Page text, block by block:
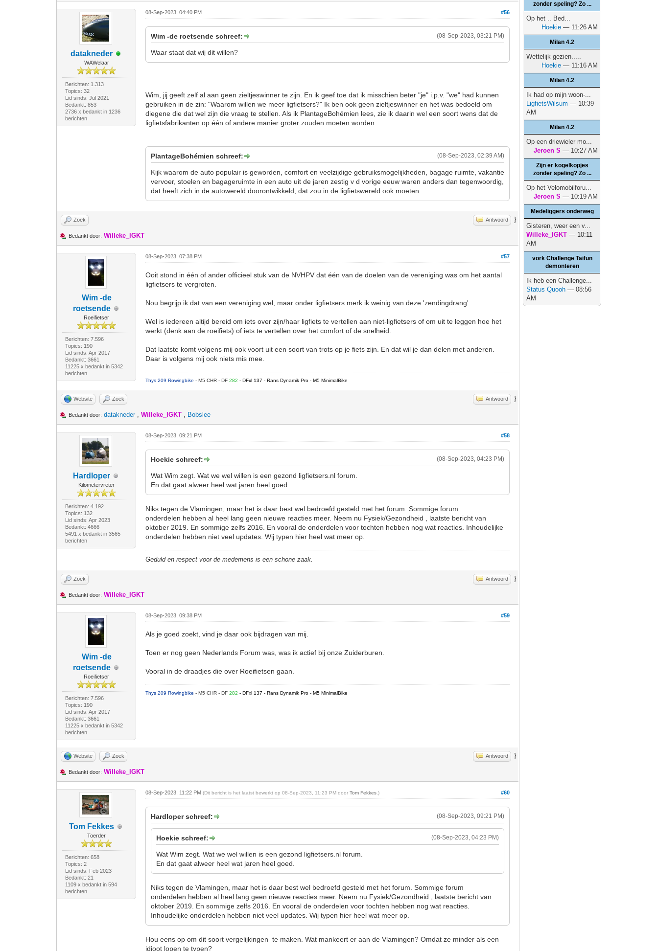
datakneder
WAWelaar
Berichten: 1.313
Topics: 32
Lid sinds: Jul 2021
Bedankt: 853
2736 x bedankt in 1236
berichten
#56
08-Sep-2023, 04:40 PM
(08-Sep-2023, 03:21 PM)
Wim -de roetsende schreef:
Waar staat dat wij dit willen?
Wim, jij geeft zelf al aan geen zieltjeswinner te zijn. En ik geef toe dat ik misschien beter "je" i.p.v. "we" had kunnen
gebruiken in de zin: "Waarom willen we meer ligfietsers?" Ik ben ook geen zieltjeswinner en het was bedoeld om
diegene die dat wel zijn die vraag te stellen. Als ik PlantageBohémien lees, zie ik daarin wel een soort wens dat de
ligfietsfabrikanten op één of andere manier groter zouden moeten worden.
(08-Sep-2023, 02:39 AM)
PlantageBohémien schreef:
Kijk waarom de auto populair is geworden, comfort en veelzijdige gebruiksmogelijkheden, bagage ruimte, vakantie
vervoer, stoelen en bagageruimte in een auto uit de jaren zestig v d vorige eeuw waren anders dan tegenwoordig,
dat heeft zich in de autowereld doorontwikkeld, dat zou in de ligfietswereld ook moeten.
Zoek Antwoord }
Bedankt door: Willeke_IGKT
Wim -de
roetsende
Roeifietser
Berichten: 7.596
Topics: 190
Lid sinds: Apr 2017
Bedankt: 3661
11225 x bedankt in 5342
berichten
#57
08-Sep-2023, 07:38 PM
Ooit stond in één of ander officieel stuk van de NVHPV dat één van de doelen van de vereniging was om het aantal
ligfietsers te vergroten.
Nou begrijp ik dat van een vereniging wel, maar onder ligfietsers merk ik weinig van deze 'zendingdrang'.
Wel is iedereen altijd bereid om iets over zijn/haar ligfiets te vertellen aan niet-ligfietsers of om uit te leggen hoe het
werkt (denk aan de roeifiets) of iets te vertellen over het comfort of de snelheid.
Dat laatste komt volgens mij ook voort uit een soort van trots op je fiets zijn. En dat wil je dan delen met anderen.
Daar is volgens mij ook niets mis mee.
Thys 209 Rowingbike- M5 CHR - DF282- DFxl 137 - Rans Dynamik Pro - M5 MinimalBike
Website Zoek Antwoord }
Bedankt door: datakneder,Willeke_IGKT , Bobslee
Hardloper
Kilometervreter
Berichten: 4.192
Topics: 132
Lid sinds: Apr 2023
Bedankt: 4666
5491 x bedankt in 3565
berichten
#58
08-Sep-2023, 09:21 PM
(08-Sep-2023, 04:23 PM)
Hoekie schreef:
Wat Wim zegt. Wat we wel willen is een gezond ligfietsers.nl forum.
En dat gaat alweer heel wat jaren heel goed.
Niks tegen de Vlamingen, maar het is daar best wel bedroefd gesteld met het forum. Sommige forum
onderdelen hebben al heel lang geen nieuwe reacties meer. Neem nu Fysiek/Gezondheid , laatste bericht van
oktober 2019. En sommige zelfs 2016. En vooral de onderdelen voor tochten hebben nog wat reacties. Inhoudelijke
onderdelen hebben niet veel updates. Wij typen hier heel wat meer op.
Geduld en respect voor de medemens is een schone zaak.
Zoek Antwoord }
Bedankt door: Willeke_IGKT
Wim -de
roetsende
Roeifietser
Berichten: 7.596
Topics: 190
Lid sinds: Apr 2017
Bedankt: 3661
11225 x bedankt in 5342
berichten
#59
08-Sep-2023, 09:38 PM
Als je goed zoekt, vind je daar ook bijdragen van mij.
Toen er nog geen Nederlands Forum was, was ik actief bij onze Zuiderburen.
Vooral in de draadjes die over Roeifietsen gaan.
Thys 209 Rowingbike- M5 CHR - DF282- DFxl 137 - Rans Dynamik Pro - M5 MinimalBike
Website Zoek Antwoord }
Bedankt door: Willeke_IGKT
Tom Fekkes
Toerder
Berichten: 658
Topics: 2
Lid sinds: Feb 2023
Bedankt: 21
1109 x bedankt in 594
berichten
#60
08-Sep-2023, 11:22 PM(Dit bericht is het laatst bewerkt op 08-Sep-2023, 11:23 PM doorTom Fekkes .)
(08-Sep-2023, 09:21 PM)
Hardloper schreef:
(08-Sep-2023, 04:23 PM)
Hoekie schreef:
Wat Wim zegt. Wat we wel willen is een gezond ligfietsers.nl forum.
En dat gaat alweer heel wat jaren heel goed.
Niks tegen de Vlamingen, maar het is daar best wel bedroefd gesteld met het forum. Sommige forum
onderdelen hebben al heel lang geen nieuwe reacties meer. Neem nu Fysiek/Gezondheid , laatste bericht van
oktober 2019. En sommige zelfs 2016. En vooral de onderdelen voor tochten hebben nog wat reacties.
Inhoudelijke onderdelen hebben niet veel updates. Wij typen hier heel wat meer op.
Hou eens op om dit soort vergelijkingen te maken. Wat mankeert er aan de Vlamingen? Omdat ze minder als een
idioot lopen te typen?
zonder speling? Zo ...
Op het .. Bed...
Hoekie — 11:26 AM
Milan 4.2
Wettelijk gezien.....
Hoekie — 11:16 AM
Milan 4.2
Ik had op mijn woon-...
LigfietsWilsum — 10:39
AM
Milan 4.2
Op een driewieler mo...
Jeroen S — 10:27 AM
Zijn er kogelkopjes
zonder speling? Zo ...
Op het Velomobilforu...
Jeroen S — 10:19 AM
Medeliggers onderweg
Gisteren, weer een v...
Willeke_IGKT — 10:11
AM
vork Challenge Taifun
demonteren
Ik heb een Challenge...
Status Quooh — 08:56
AM